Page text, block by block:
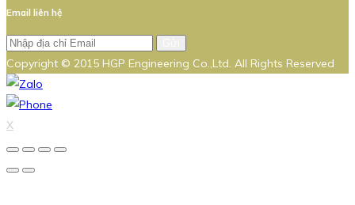
Email liên hệ
Copyright © 2015 HGP Engineering Co.,Ltd. All Rights Reserved
X